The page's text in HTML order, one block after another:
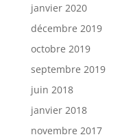
janvier 2020
décembre 2019
octobre 2019
septembre 2019
juin 2018
janvier 2018
novembre 2017